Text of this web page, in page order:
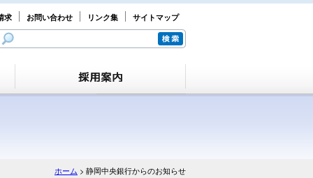
サイトマップ
リンク集
お問い合わせ
求
ホーム > 静岡中央銀行からのお知らせ